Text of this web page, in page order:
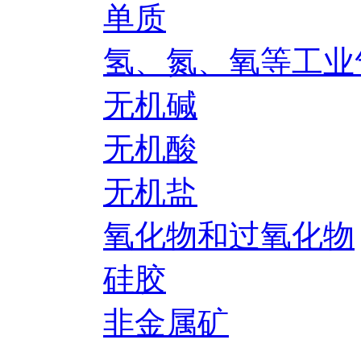
单质
氢、氮、氧等工
无机碱
无机酸
无机盐
氧化物和过氧化物
硅胶
非金属矿